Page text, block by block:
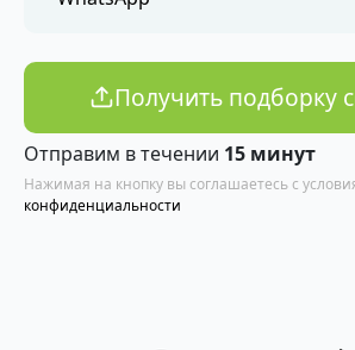
Получить подборку
Отправим в течении 15 минут
Нажимая на кнопку вы соглашаетесь с
конфиденциальности